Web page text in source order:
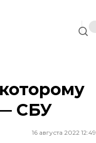
СБУ
16 августа 2022 12:49